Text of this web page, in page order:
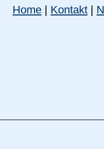
Home | Kontakt |